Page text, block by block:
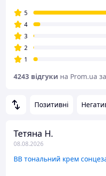
Позитивні
Тетяна Н.
08.08.2026
5
4
3
2
1
4243 відгуки на Prom.ua